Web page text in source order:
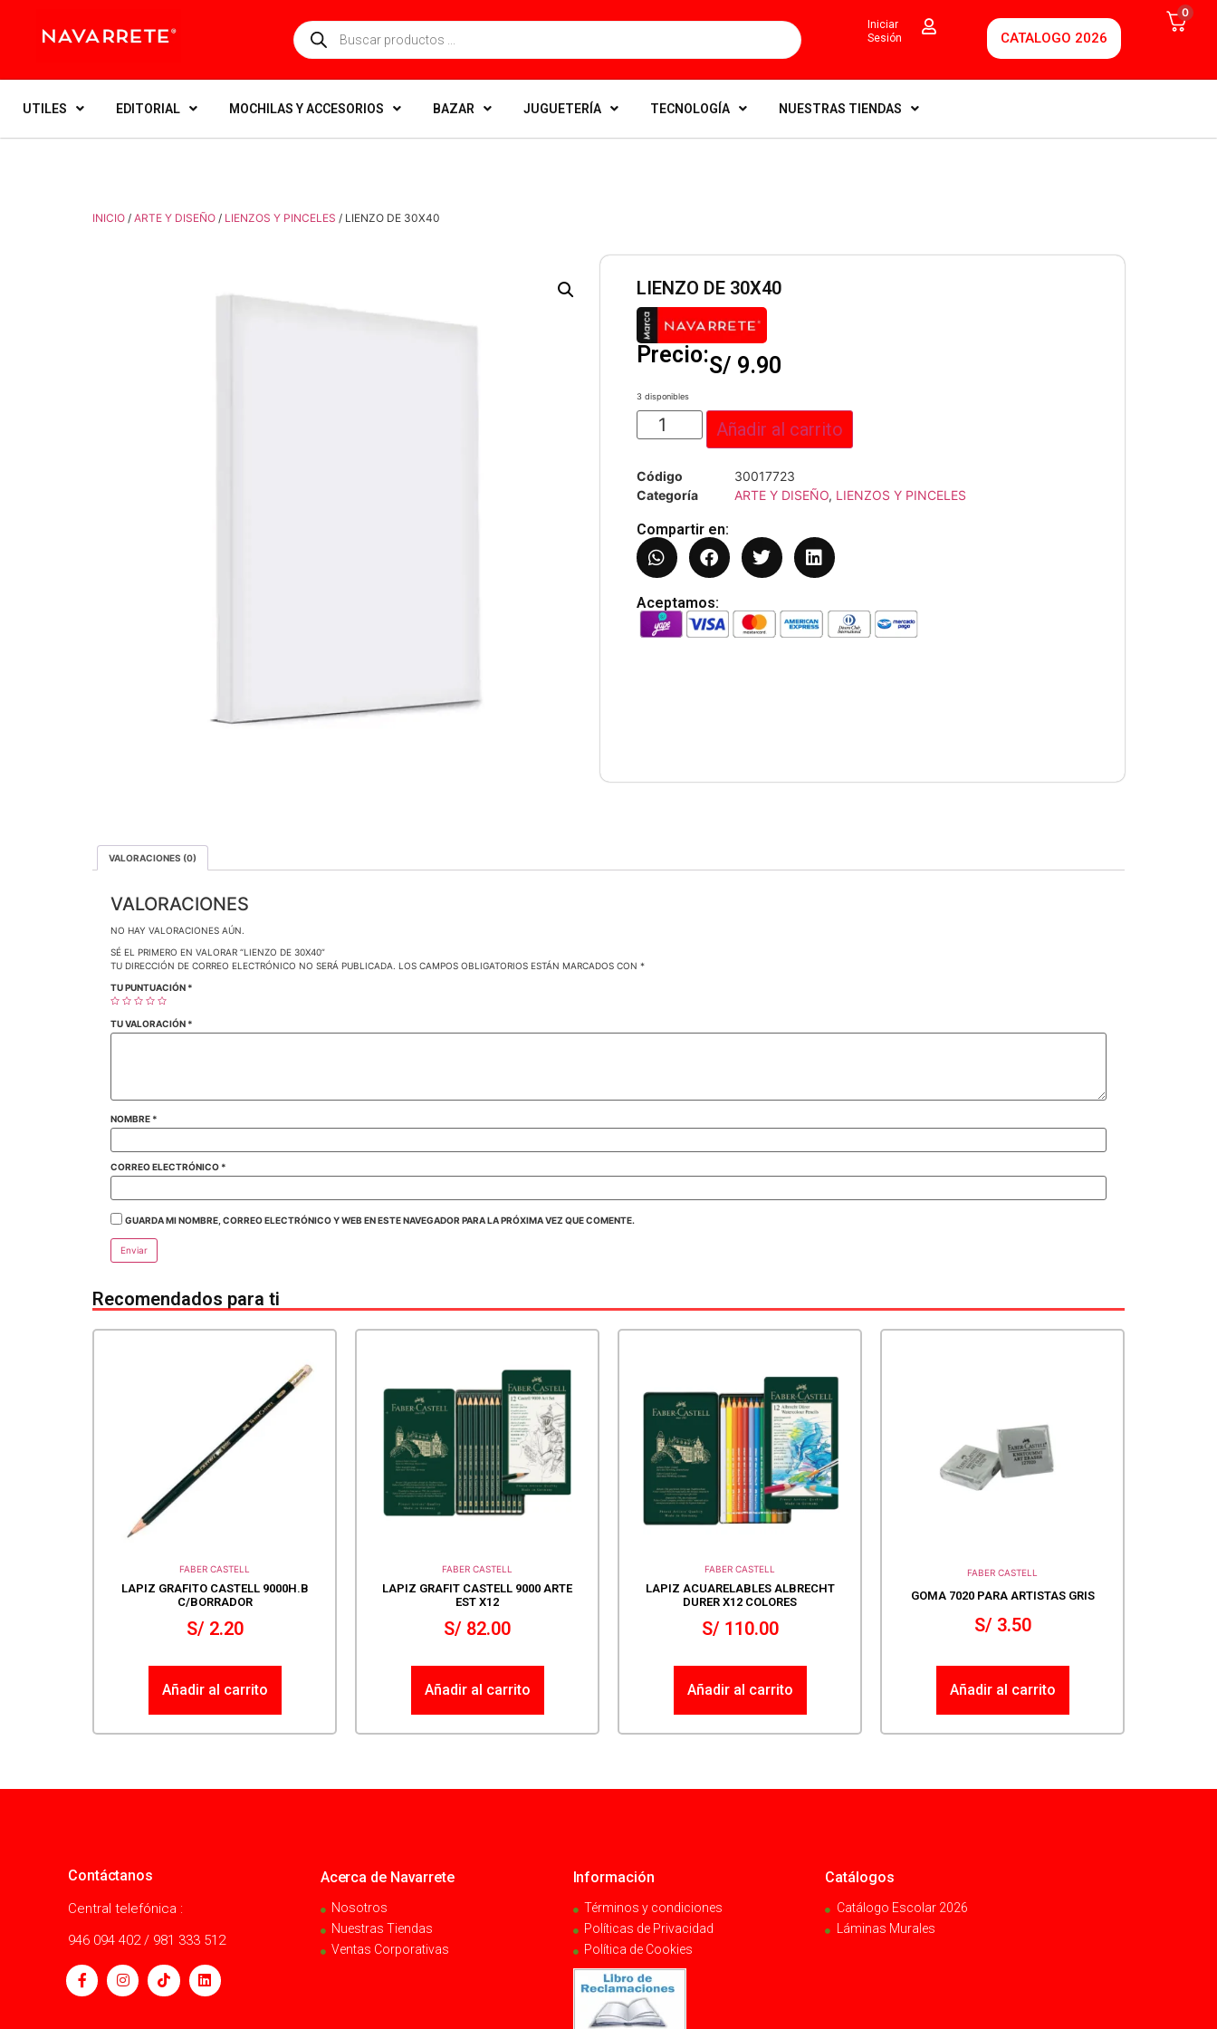
Iniciar
Sesión
CATALOGO 2026
0
UTILES EDITORIAL MOCHILAS Y ACCESORIOS BAZAR JUGUETERÍA TECNOLOGÍA NUESTRAS TIENDAS
INICIO / ARTE Y DISEÑO / LIENZOS Y PINCELES / LIENZO DE 30X40
LIENZO DE 30X40
Precio:S/ 9.90
3 disponibles
Añadir al carrito
Código
30017723
Categoría
ARTE Y DISEÑO, LIENZOS Y PINCELES
Compartir en:
Aceptamos:
VALORACIONES (0)
VALORACIONES
NO HAY VALORACIONES AÚN.
SÉ EL PRIMERO EN VALORAR “LIENZO DE 30X40”
TU DIRECCIÓN DE CORREO ELECTRÓNICO NO SERÁ PUBLICADA. LOS CAMPOS OBLIGATORIOS ESTÁN MARCADOS CON *
TU PUNTUACIÓN *
TU VALORACIÓN *
NOMBRE *
CORREO ELECTRÓNICO *
GUARDA MI NOMBRE, CORREO ELECTRÓNICO Y WEB EN ESTE NAVEGADOR PARA LA PRÓXIMA VEZ QUE COMENTE.
Recomendados para ti
FABER CASTELL
LAPIZ GRAFITO CASTELL 9000H.B
C/BORRADOR
S/2.20
Añadir al carrito
FABER CASTELL
LAPIZ GRAFIT CASTELL 9000 ARTE
EST X12
S/ 82.00
Añadir al carrito
FABER CASTELL
LAPIZ ACUARELABLES ALBRECHT
DURER X12 COLORES
S/110.00
Añadir al carrito
FABER CASTELL
GOMA 7020 PARA ARTISTAS GRIS
S/3.50
Añadir al carrito
Contáctanos
Central telefónica :
946 094 402 / 981 333 512
Acerca de Navarrete
Nosotros
Nuestras Tiendas
Ventas Corporativas
Información
Términos y condiciones
Políticas de Privacidad
Política de Cookies
Catálogos
Catálogo Escolar 2026
Láminas Murales